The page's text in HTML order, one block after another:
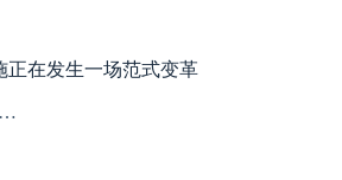
正在发生一场范式变革